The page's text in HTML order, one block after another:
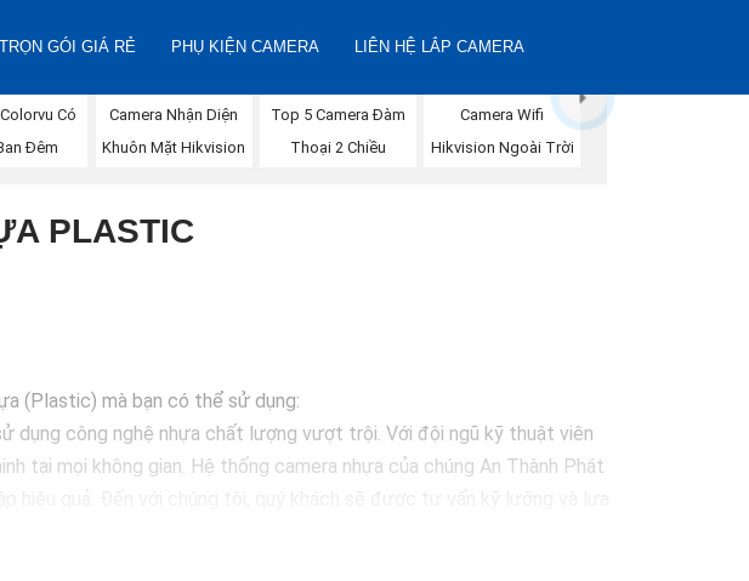
GÓI GIÁ RẺ PHỤ KIỆN CAMERA LIÊN HỆ LẮP CAMERA
Có
Đêm
Camera Nhận Diện
Khuôn Mặt Hikvision
Top 5 Camera Đàm
Thoại 2 Chiều
Camera Wifi
Hikvision Ngoài Trời
PLASTIC
(Plastic) mà bạn có thể sử dụng:
dụng công nghệ nhựa chất lượng vượt trội. Với đội ngũ kỹ thuật viên
tại mọi không gian. Hệ thống camera nhựa của chúng An Thành Phát
tôi giúp bạn bảo vệ mọi khoảnh khắc quan trọng."